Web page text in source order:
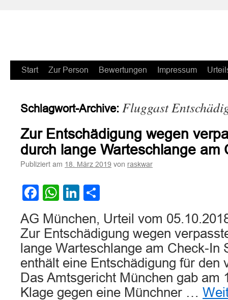
Zum
springen
Start Zur Person Bewertungen Impressum
Schlagwort-Archive: Fluggast
Zur Entschädigung wegen
durch lange Warteschlange am
Publiziert am 18. März 2019 von raskwar
Facebook
WhatsApp
LinkedIn
AG München, Urteil vom
Zur Entschädigung wegen
lange Warteschlange am Check-In
enthält eine Entschädigung für den
Das Amtsgericht München gab am
Klage gegen eine Münchner …